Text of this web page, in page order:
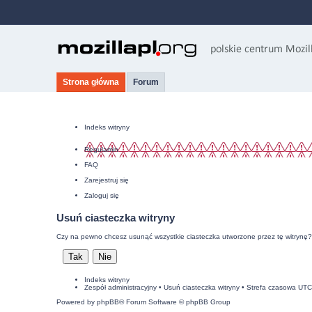
Strona główna Forum
Indeks witryny
Regulamin
FAQ
Zarejestruj się
Zaloguj się
Usuń ciasteczka witryny
Czy na pewno chcesz usunąć wszystkie ciasteczka utworzone przez tę witrynę?
Indeks witryny
Zespół administracyjny• Usuń ciasteczka witryny• Strefa czasowa
Powered by phpBB® Forum Software © phpBB Group